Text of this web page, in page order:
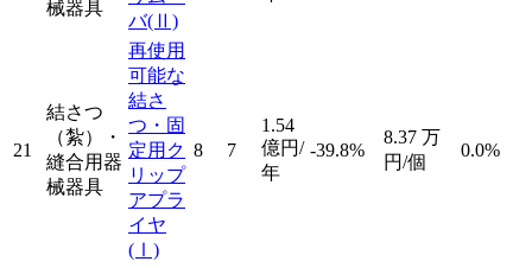
械器具
バ(Ⅱ)
21
結さつ
（紮）・
縫合用器
械器具
再使用
可能な
結さ
つ・固
定用ク
リップ
アプラ
イヤ
(Ⅰ)
8 7
1.54
億円/
年
-39.8%
8.37 万
円/個
0.0%